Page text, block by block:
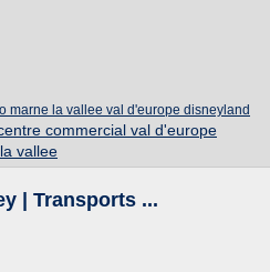
marne la vallee val d'europe disneyland
commercial val d'europe
vallee
| Transports ...